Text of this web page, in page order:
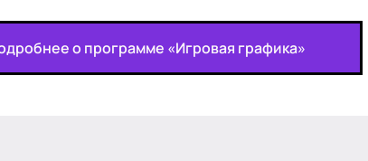
о программе «Игровая графика»